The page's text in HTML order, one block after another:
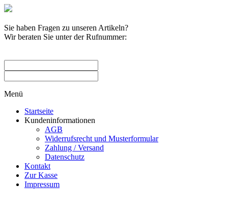
Sie haben Fragen zu unseren Artikeln?
Wir beraten Sie unter der Rufnummer:
Menü
Startseite
Kundeninformationen
AGB
Widerrufsrecht und Musterformular
Zahlung / Versand
Datenschutz
Kontakt
Zur Kasse
Impressum